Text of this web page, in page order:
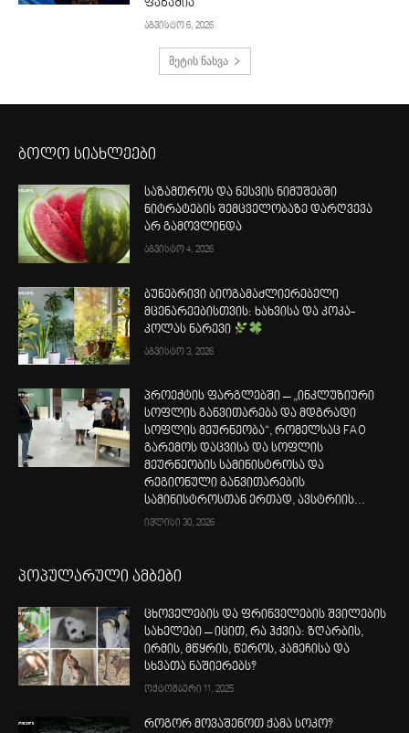
ფაზაშია
აგვისტო 6, 2026
მეტის ნახვა
ბოლო სიახლეები
საზამთროს და ნესვის ნიმუშებში
ნიტრატების შემცველობაზე დარღვევა
არ გამოვლინდა
აგვისტო 4, 2026
ბუნებრივი ბიოგამაძლიერებელი
მცენარეებისთვის: ხახვისა და კოკა-
კოლას ნარევი
აგვისტო 3, 2026
პროექტის ფარგლებში – „ინკლუზიური
სოფლის განვითარება და მდგრადი
სოფლის მეურნეობა“, რომელსაც FAO
გარემოს დაცვისა და სოფლის
მეურნეობის სამინისტროსა და
რეგიონული განვითარების
სამინისტროსთან ერთად, ავსტრიის...
ივლისი 30, 2026
პოპულარული ამბები
ცხოველების და ფრინველების შვილების
სახელები – იცით, რა ჰქვია: ზღარბის,
ირმის, მწყრის, წეროს, კამეჩისა და
სხვათა ნაშიერებს?
ოქტომბერი 11, 2025
როგორ მოვაშენოთ ქამა სოკო?